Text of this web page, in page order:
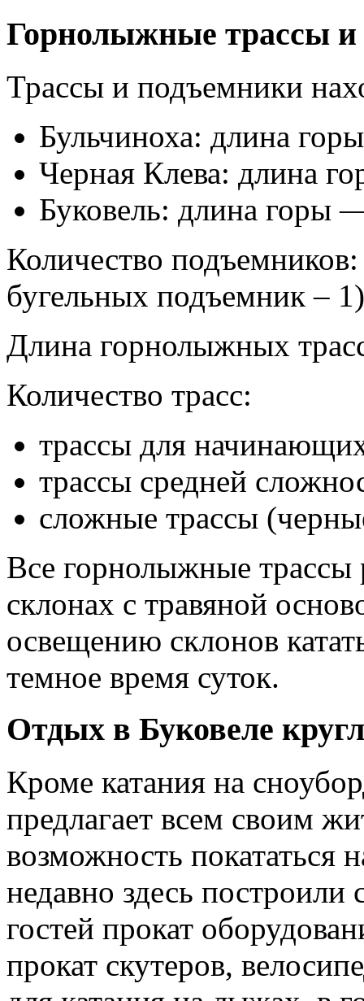
Горнолыжные трассы
Трассы и подъемники
Бульчиноха: длина
Черная Клева: длина
Буковель: длина горы
Количество
бугельных подъемник –
Длина горнолыжных
Количество трасс:
трассы для
трассы средней
сложные трассы
Все горнолыжные
склонах с травяной
освещению склонов
темное время суток.
Отдых в Буковеле
Кроме катания на
предлагает всем своим
возможность покататься
недавно здесь
гостей прокат
прокат скутеров,